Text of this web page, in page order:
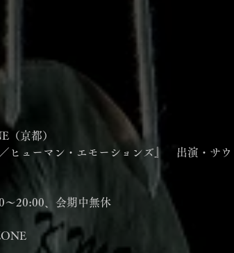
（京都）
ューマン・エモーションズ』　出演・サ
〜20:00、会期中無休